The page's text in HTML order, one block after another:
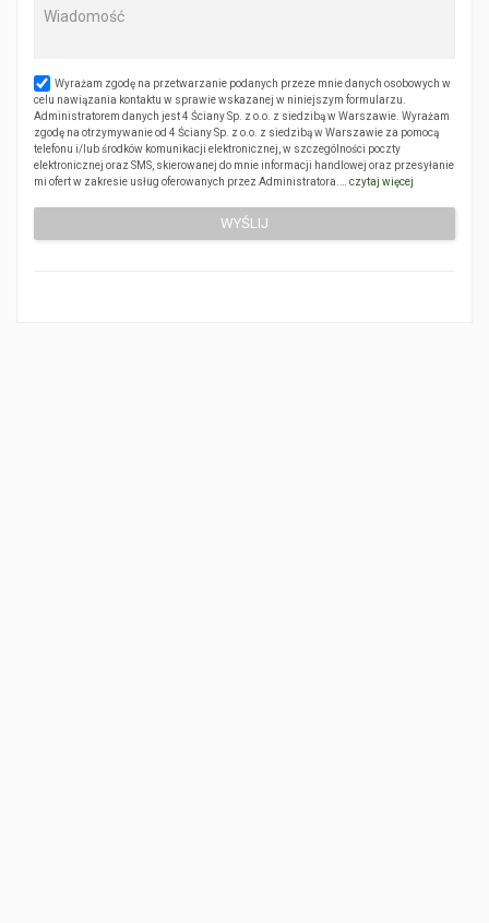
Wyrażam zgodę na przetwarzanie podanych przeze mnie danych osobowych w
celu nawiązania kontaktu w sprawie wskazanej w niniejszym formularzu.
Administratorem danych jest 4 Ściany Sp. z o.o. z siedzibą w Warszawie. Wyrażam
zgodę na otrzymywanie od 4 Ściany Sp. z o.o. z siedzibą w Warszawie za pomocą
telefonu i/lub środków komunikacji elektronicznej, w szczególności poczty
elektronicznej oraz SMS, skierowanej do mnie informacji handlowej oraz przesyłanie
mi ofert w zakresie usług oferowanych przez Administratora.… czytaj więcej